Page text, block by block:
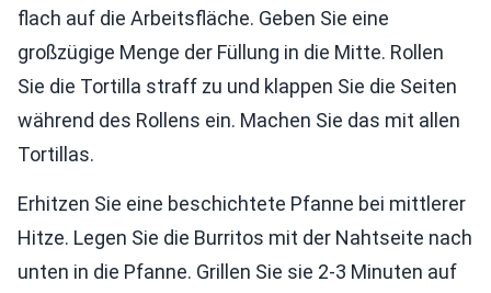
flach auf die Arbeitsfläche. Geben Sie eine
großzügige Menge der Füllung in die Mitte. Rollen
Sie die Tortilla straff zu und klappen Sie die Seiten
während des Rollens ein. Machen Sie das mit allen
Tortillas.
Erhitzen Sie eine beschichtete Pfanne bei mittlerer
Hitze. Legen Sie die Burritos mit der Nahtseite nach
unten in die Pfanne. Grillen Sie sie 2-3 Minuten auf